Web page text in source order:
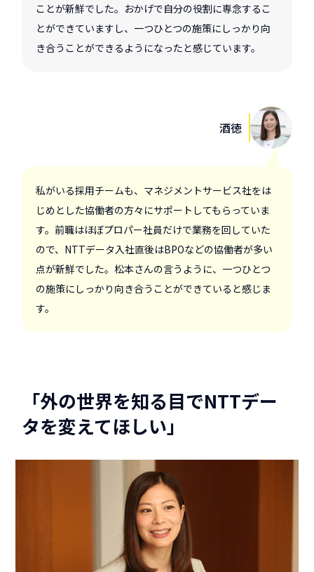
ことが新鮮でした。おかげで自分の役割に専念するこ
とができていますし、一つひとつの施策にしっかり向
き合うことができるようになったと感じています。
酒徳
私がいる採用チームも、マネジメントサービス社をは
じめとした協働者の方々にサポートしてもらっていま
す。前職はほぼプロパー社員だけで業務を回していた
ので、NTTデータ入社直後はBPOなどの協働者が多い
点が新鮮でした。松本さんの言うように、一つひとつ
の施策にしっかり向き合うことができていると感じま
す。
「外の世界を知る目でNTTデー
タを変えてほしい」